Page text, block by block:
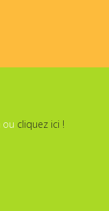
ou cliquez ici !